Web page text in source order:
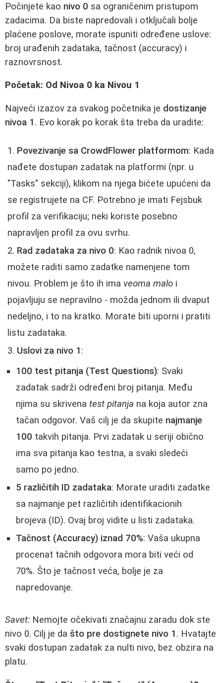
Počinjete kao nivo 0 sa ograničenim pristupom
zadacima. Da biste napredovali i otključali bolje
plaćene poslove, morate ispuniti određene uslove:
broj urađenih zadataka, tačnost (accuracy) i
raznovrsnost.
Početak: Od Nivoa 0 ka Nivou 1
Najveći izazov za svakog početnika je dostizanje
nivoa 1. Evo korak po korak šta treba da uradite:
Povezivanje sa CrowdFlower platformom: Kada
nađete dostupan zadatak na platformi (npr. u
"Tasks" sekciji), klikom na njega bićete upućeni da
se registrujete na CF. Potrebno je imati Fejsbuk
profil za verifikaciju; neki koriste posebno
napravljen profil za ovu svrhu.
Rad zadataka za nivo 0: Kao radnik nivoa 0,
možete raditi samo zadatke namenjene tom
nivou. Problem je što ih ima veoma malo i
pojavljuju se nepravilno - možda jednom ili dvaput
nedeljno, i to na kratko. Morate biti uporni i pratiti
listu zadataka.
Uslovi za nivo 1:
100 test pitanja (Test Questions): Svaki
zadatak sadrži određeni broj pitanja. Među
njima su skrivena test pitanja na koja autor zna
tačan odgovor. Vaš cilj je da skupite najmanje
100 takvih pitanja. Prvi zadatak u seriji obično
ima sva pitanja kao testna, a svaki sledeći
samo po jedno.
5 različitih ID zadataka: Morate uraditi zadatke
sa najmanje pet različitih identifikacionih
brojeva (ID). Ovaj broj vidite u listi zadataka.
Tačnost (Accuracy) iznad 70%: Vaša ukupna
procenat tačnih odgovora mora biti veći od
70%. Što je tačnost veća, bolje je za
napredovanje.
Savet: Nemojte očekivati značajnu zaradu dok ste
nivo 0. Cilj je da što pre dostignete nivo 1. Hvatajte
svaki dostupan zadatak za nulti nivo, bez obzira na
platu.